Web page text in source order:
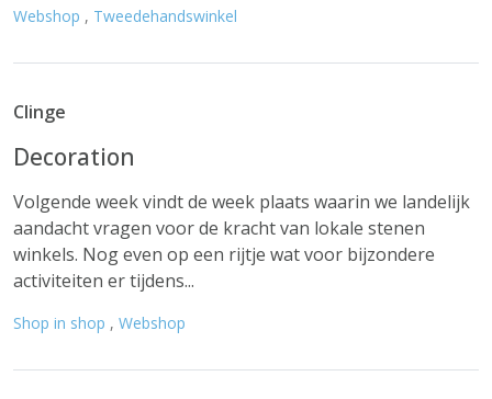
Webshop , Tweedehandswinkel
Clinge
Decoration
Volgende week vindt de week plaats waarin we landelijk
aandacht vragen voor de kracht van lokale stenen
winkels. Nog even op een rijtje wat voor bijzondere
activiteiten er tijdens...
Shop in shop , Webshop